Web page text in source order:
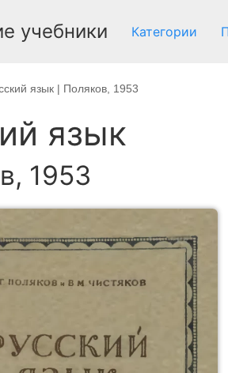
учебники Категории
язык | Поляков, 1953
язык
1953